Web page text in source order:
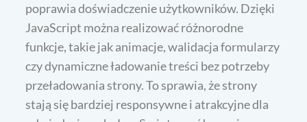
poprawia doświadczenie użytkowników. Dzięki
JavaScript można realizować różnorodne
funkcje, takie jak animacje, walidacja formularzy
czy dynamiczne ładowanie treści bez potrzeby
przeładowania strony. To sprawia, że strony
stają się bardziej responsywne i atrakcyjne dla